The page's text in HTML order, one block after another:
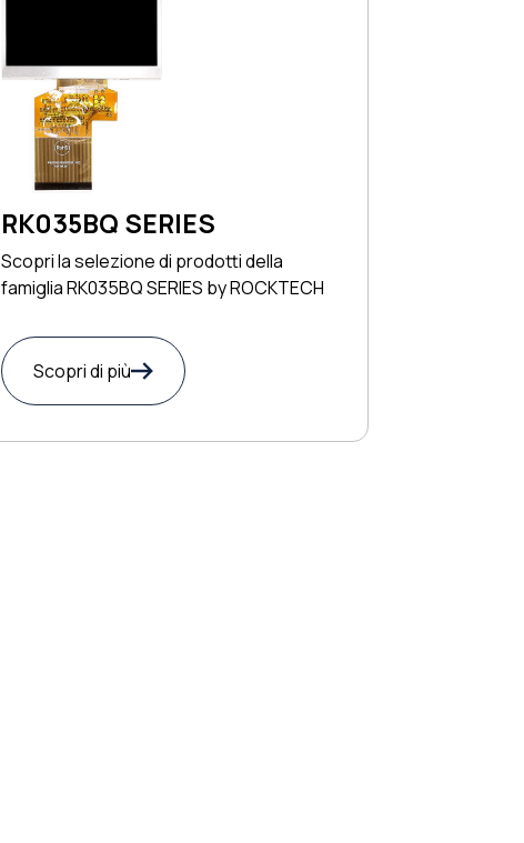
RK035BQ SERIES
Scopri la selezione di prodotti della
famiglia RK035BQ SERIES by ROCKTECH
Scopri di più